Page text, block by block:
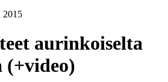
2015
aurinkoiselta